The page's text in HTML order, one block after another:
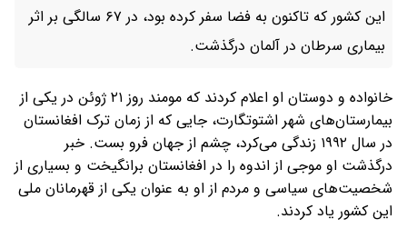
این کشور که تاکنون به فضا سفر کرده بود، در ۶۷ سالگی بر اثر
بیماری سرطان در آلمان درگذشت.
خانواده و دوستان او اعلام کردند که مومند روز ۲۱ ژوئن در یکی از
بیمارستان‌های شهر اشتوتگارت، جایی که از زمان ترک افغانستان
در سال ۱۹۹۲ زندگی می‌کرد، چشم از جهان فرو بست. خبر
درگذشت او موجی از اندوه را در افغانستان برانگیخت و بسیاری از
شخصیت‌های سیاسی و مردم از او به عنوان یکی از قهرمانان ملی
این کشور یاد کردند.